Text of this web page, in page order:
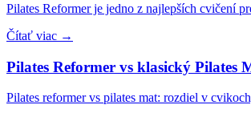
Pilates Reformer je jedno z najlepších cvičení
Čítať viac →
Pilates Reformer vs klasický Pilates
Pilates reformer vs pilates mat: rozdiel v